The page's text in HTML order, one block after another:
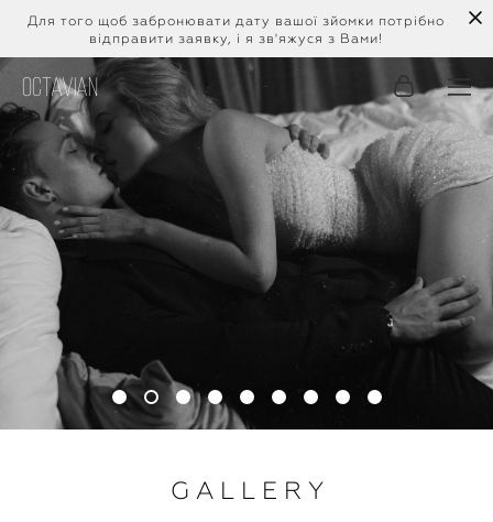
Для того щоб забронювати дату вашої зйомки потрібно
відправити заявку, і я зв'яжуся з Вами!
Octavian
G A L L E R Y